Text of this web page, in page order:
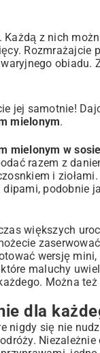
Każdą z nich
Rozmrażajcie
obiadu.
jej samotnie!
mielonym.
mielonym w sosie
razem z
i ziołami.
podobnie
większych
wersję
maluchy
Można też
dla
nigdy się nie
Niezależnie